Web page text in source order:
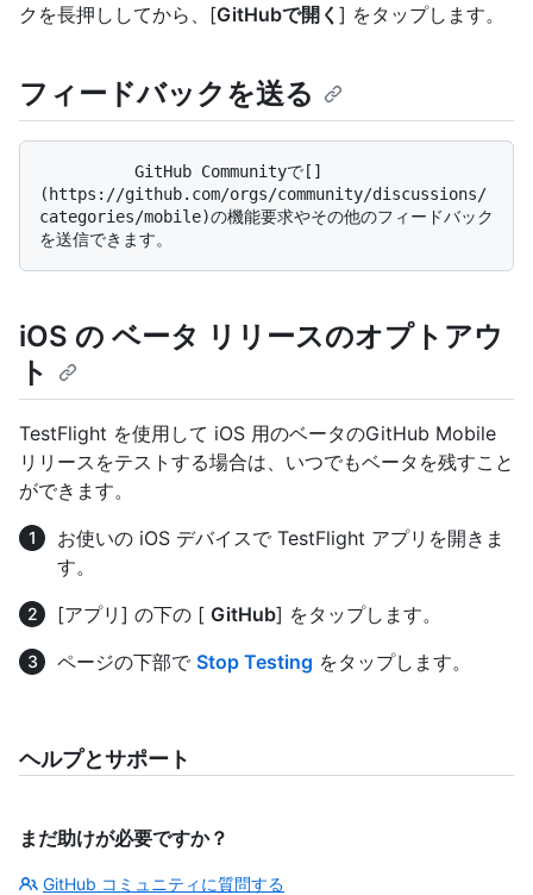
クを長押ししてから、[GitHubで開く ] をタップします。
フィードバックを送る
(https://github.com/orgs/community/discussions/
categories/mobile)の機能要求やその他のフィードバック
iOS の ベータ リリースのオプトアウ
ト
TestFlight を使用して iOS 用のベータのGitHub Mobile
リリースをテストする場合は、いつでもベータを残すこと
ができます。
お使いの iOS デバイスで TestFlight アプリを開きま
す。
[アプリ] の下の [ GitHub] をタップします。
ページの下部で Stop Testing をタップします。
ヘルプとサポート
まだ助けが必要ですか？
GitHub コミュニティに質問する